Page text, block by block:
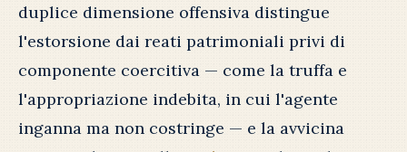
duplice dimensione offensiva distingue
l'estorsione dai reati patrimoniali privi di
componente coercitiva — come la truffa e
l'appropriazione indebita, in cui l'agente
inganna ma non costringe — e la avvicina